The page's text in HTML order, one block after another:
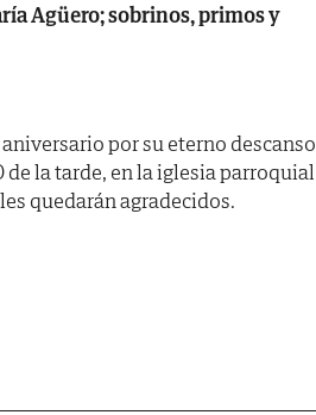
Agüero; sobrinos, primos y
por su eterno descanso
de la tarde, en la iglesia parroquial
quedarán agradecidos.